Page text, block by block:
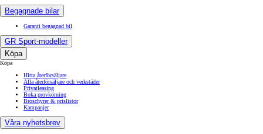
Begagnade bilar
Garanti begagnad bil
GR Sport-modeller
Köpa
Köpa
Hitta återförsäljare
Alla återförsäljare och verkstäder
Privatleasing
Boka provkörning
Broschyrer & prislistor
Kampanjer
Våra nyhetsbrev